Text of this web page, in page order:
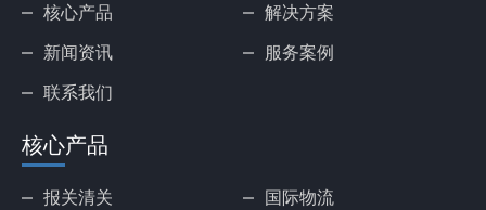
核心产品
解决方案
新闻资讯
服务案例
联系我们
核心产品
报关清关
国际物流